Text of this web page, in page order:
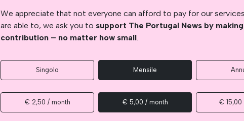
We appreciate that not everyone can afford to pay for our
are able to, we ask you to support The Portugal News by making
contribution – no matter how small.
Singolo Mensile
€ 2,50 / month € 5,00 / month € 15,00